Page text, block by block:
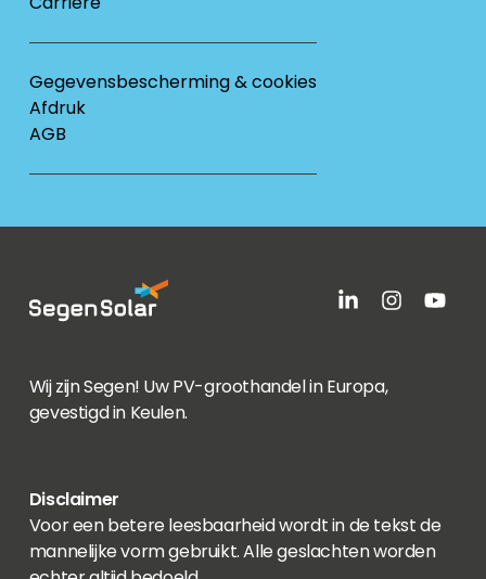
Gegevensbescherming & cookies
Afdruk
AGB
Wij zijn Segen! Uw PV-groothandel in Europa,
gevestigd in Keulen.
Disclaimer
Voor een betere leesbaarheid wordt in de tekst de
mannelijke vorm gebruikt. Alle geslachten worden